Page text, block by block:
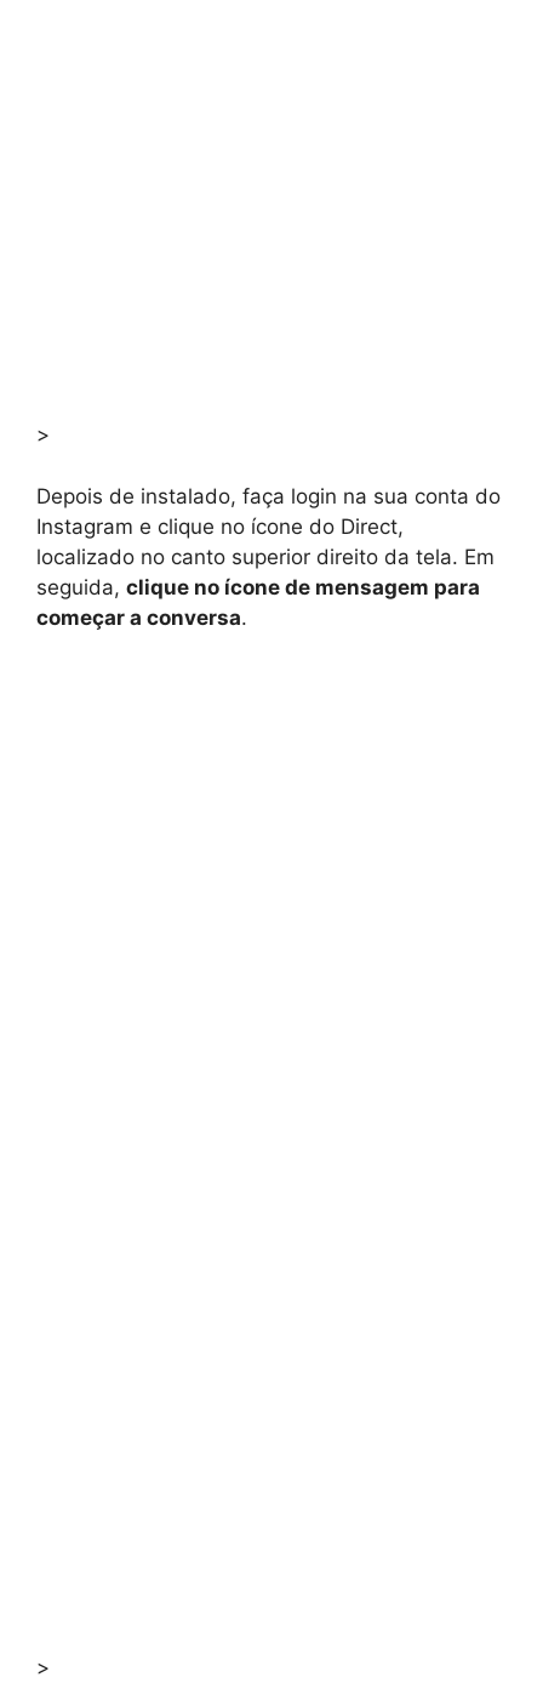
>
Depois de instalado, faça login na sua conta do
Instagram e clique no ícone do Direct,
localizado no canto superior direito da tela. Em
seguida, clique no ícone de mensagem para
começar a conversa.
>